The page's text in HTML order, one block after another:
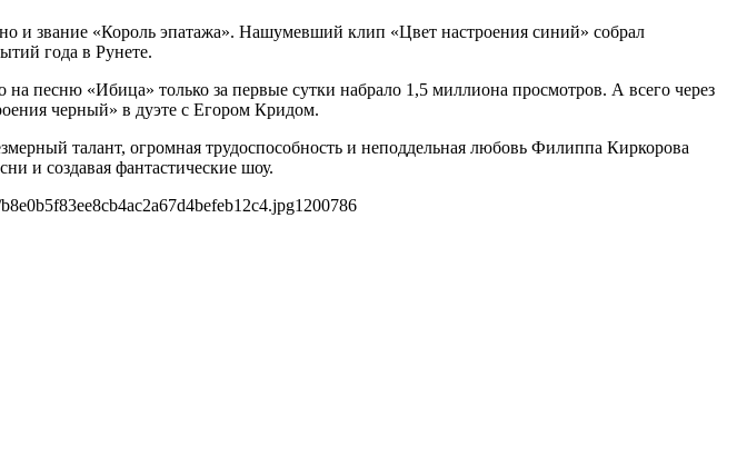
и звание «Король эпатажа». Нашумевший клип «Цвет настроения синий» собрал
года в Рунете.
песню «Ибица» только за первые сутки набрало 1,5 миллиона просмотров. А всего через
черный» в дуэте с Егором Кридом.
талант, огромная трудоспособность и неподдельная любовь Филиппа Киркорова
и создавая фантастические шоу.
1200786